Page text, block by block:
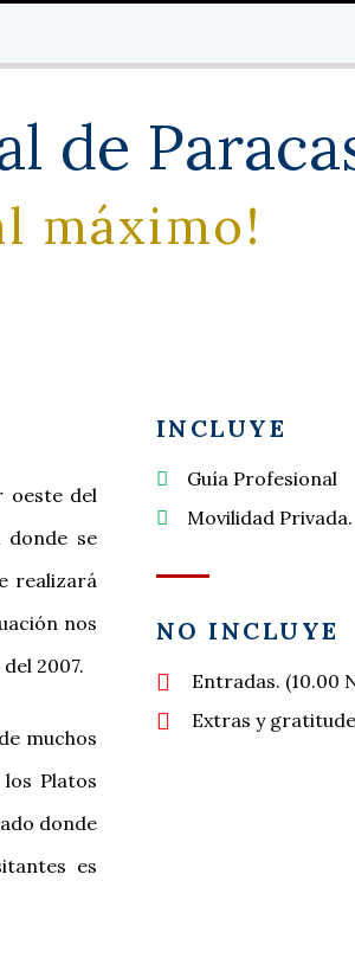
de
máximo!
oeste del
se
realizará
nos
2007.
muchos
Platos
donde
es
INCLUYE
Guía Profesional
Movilidad Privada.
NO INCLUYE
Entradas. (10.00
Extras y